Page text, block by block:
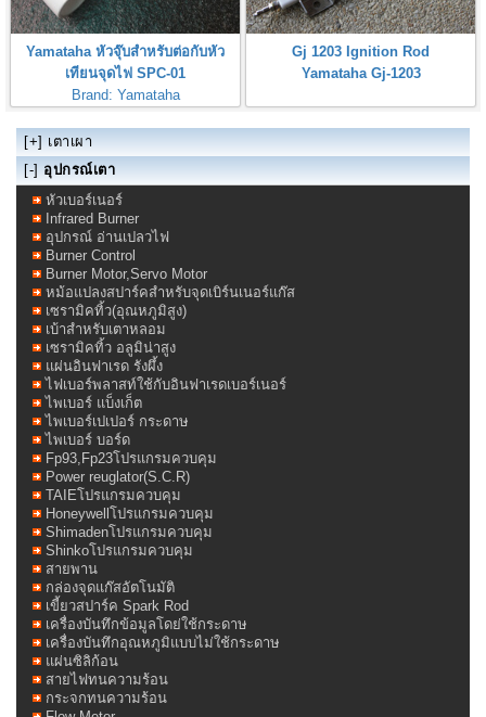
Yamataha หัวจุ๊บสำหรับต่อกับหัว
เทียนจุดไฟ SPC-01
Brand: Yamataha
Gj 1203 Ignition Rod
Yamataha Gj-1203
[+] เตาเผา
[-] อุปกรณ์เตา
หัวเบอร์เนอร์
Infrared Burner
อุปกรณ์ อ่านเปลวไฟ
Burner Control
Burner Motor,Servo Motor
หม้อแปลงสปาร์คสำหรับจุดเบิร์นเนอร์แก๊ส
เซรามิคทิ้ว(อุณหภูมิสูง)
เบ้าสำหรับเตาหลอม
เซรามิคทิ้ว อลูมิน่าสูง
แผ่นอินฟาเรด รังผึ้ง
ไฟเบอร์พลาสท์ใช้กับอินฟาเรดเบอร์เนอร์
ไพเบอร์ แบ็งเก็ต
ไพเบอร์เปเปอร์ กระดาษ
ไพเบอร์ บอร์ด
Fp93,Fp23โปรแกรมควบคุม
Power reuglator(S.C.R)
TAIEโปรแกรมควบคุม
Honeywellโปรแกรมควบคุม
Shimadenโปรแกรมควบคุม
Shinkoโปรแกรมควบคุม
สายพาน
กล่องจุดแก๊สอัตโนมัติ
เขี้ยวสปาร์ค Spark Rod
เครื่องบันทึกข้อมูลโดย่ใช้กระดาษ
เครื่องบันทึกอุณหภูมิแบบไม่ใช้กระดาษ
แผ่นซิลิก้อน
สายไฟทนความร้อน
กระจกทนความร้อน